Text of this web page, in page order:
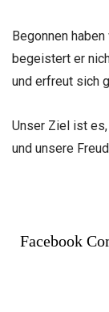
Begonnen
begeistert er
und erfreut sich
Unser Ziel ist
und unsere
Facebook